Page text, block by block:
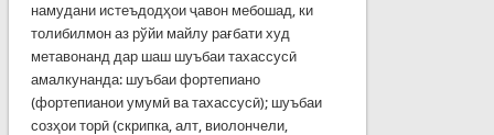
намудани истеъдодҳои ҷавон мебошад, ки
толибилмон аз рўйи майлу рағбати худ
метавонанд дар шаш шуъбаи тахассусӣ
амалкунанда: шуъбаи фортепиано
(фортепианои умумӣ ва тахассусӣ); шуъбаи
созҳои торӣ (скрипка, алт, виолончели,